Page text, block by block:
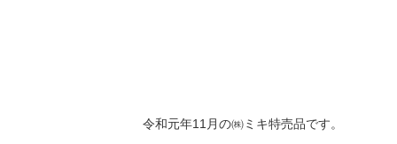
令和元年11月の㈱ミキ特売品です。